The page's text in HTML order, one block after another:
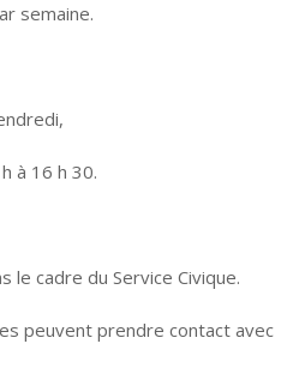
semaine.
à 16 h 30.
le cadre du Service Civique.
peuvent prendre contact avec